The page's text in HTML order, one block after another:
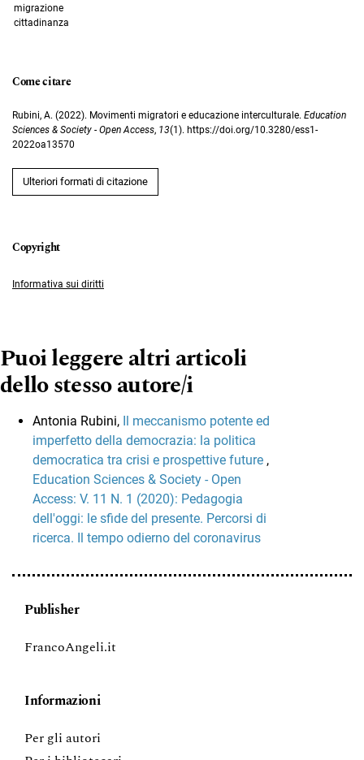
migrazione
cittadinanza
Come citare
Rubini, A. (2022). Movimenti migratori e educazione interculturale. Education
Sciences & Society - Open Access, 13(1). https://doi.org/10.3280/ess1-
2022oa13570
Ulteriori formati di citazione
Informativa sui diritti
Puoi leggere altri articoli
dello stesso autore/i
Antonia Rubini, Il meccanismo potente ed
imperfetto della democrazia: la politica
democratica tra crisi e prospettive future ,
Education Sciences & Society - Open
Access: V. 11 N. 1 (2020): Pedagogia
dell'oggi: le sfide del presente. Percorsi di
ricerca. Il tempo odierno del coronavirus
Publisher
FrancoAngeli.it
Informazioni
Per gli autori